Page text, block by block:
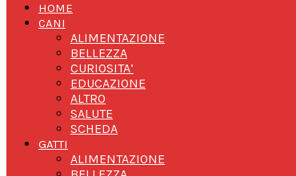
HOME
CANI
ALIMENTAZIONE
BELLEZZA
CURIOSITA’
EDUCAZIONE
ALTRO
SALUTE
SCHEDA
GATTI
ALIMENTAZIONE